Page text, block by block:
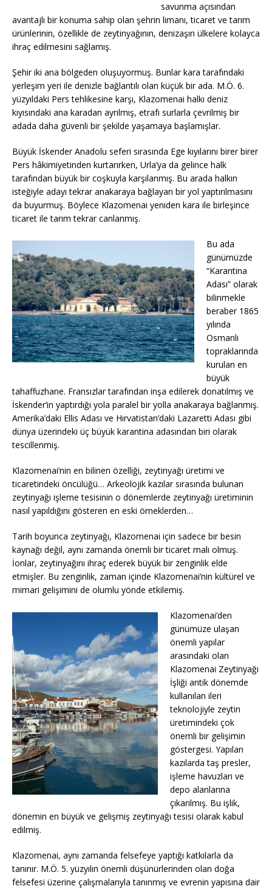
savunma açısından
avantajlı bir konuma sahip olan şehrin limanı, ticaret ve tarım
ürünlerinin, özellikle de zeytinyağının, denizaşırı ülkelere kolayca
ihraç edilmesini sağlamış.
Şehir iki ana bölgeden oluşuyormuş. Bunlar kara tarafındaki
yerleşim yeri ile denizle bağlantılı olan küçük bir ada. M.Ö. 6.
yüzyıldaki Pers tehlikesine karşı, Klazomenai halkı deniz
kıyısındaki ana karadan ayrılmış, etrafı surlarla çevrilmiş bir
adada daha güvenli bir şekilde yaşamaya başlamışlar.
Büyük İskender Anadolu seferi sırasında Ege kıyılarını birer birer
Pers hâkimiyetinden kurtarırken, Urla’ya da gelince halk
tarafından büyük bir coşkuyla karşılanmış. Bu arada halkın
isteğiyle adayı tekrar anakaraya bağlayan bir yol yaptırılmasını
da buyurmuş. Böylece Klazomenai yeniden kara ile birleşince
ticaret ile tarım tekrar canlanmış.
Bu ada
günümüzde
“Karantina
Adası” olarak
bilinmekle
beraber 1865
yılında
Osmanlı
topraklarında
kurulan en
büyük
tahaffuzhane. Fransızlar tarafından inşa edilerek donatılmış ve
İskender’in yaptırdığı yola paralel bir yolla anakaraya bağlanmış.
Amerika’daki Ellis Adası ve Hırvatistan’daki Lazaretti Adası gibi
dünya üzerindeki üç büyük karantina adasından biri olarak
tescillenmiş.
Klazomenai’nin en bilinen özelliği, zeytinyağı üretimi ve
ticaretindeki öncülüğü… Arkeolojik kazılar sırasında bulunan
zeytinyağı işleme tesisinin o dönemlerde zeytinyağı üretiminin
nasıl yapıldığını gösteren en eski örneklerden…
Tarih boyunca zeytinyağı, Klazomenai için sadece bir besin
kaynağı değil, aynı zamanda önemli bir ticaret malı olmuş.
İonlar, zeytinyağını ihraç ederek büyük bir zenginlik elde
etmişler. Bu zenginlik, zaman içinde Klazomenai’nin kültürel ve
mimari gelişimini de olumlu yönde etkilemiş.
Klazomenai’den
günümüze ulaşan
önemli yapılar
arasındaki olan
Klazomenai Zeytinyağı
İşliği antik dönemde
kullanılan ileri
teknolojiyle zeytin
üretimindeki çok
önemli bir gelişimin
göstergesi. Yapılan
kazılarda taş presler,
işleme havuzları ve
depo alanlarına
çıkarılmış. Bu işlik,
dönemin en büyük ve gelişmiş zeytinyağı tesisi olarak kabul
edilmiş.
Klazomenai, aynı zamanda felsefeye yaptığı katkılarla da
tanınır. M.Ö. 5. yüzyılın önemli düşünürlerinden olan doğa
felsefesi üzerine çalışmalarıyla tanınmış ve evrenin yapısına dair